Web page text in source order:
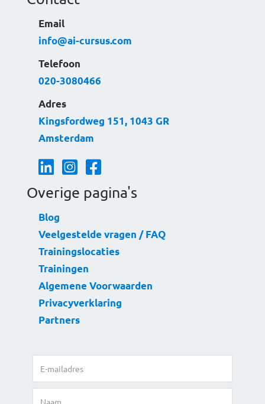
Email
info@ai-cursus.com
Telefoon
020-3080466
Adres
Kingsfordweg 151, 1043 GR
Amsterdam
Linkedin button
Instagram button
Facebook button
Overige pagina's
Blog
Veelgestelde vragen / FAQ
Trainingslocaties
Trainingen
Algemene Voorwaarden
Privacyverklaring
Partners